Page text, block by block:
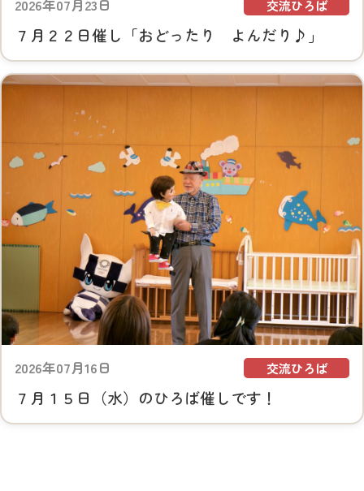
2026年07月23日 交流ひろば
７月２２日催し「おどったり よんだり♪」
2026年07月16日 交流ひろば
７月１５日（水）のひろば催しです！